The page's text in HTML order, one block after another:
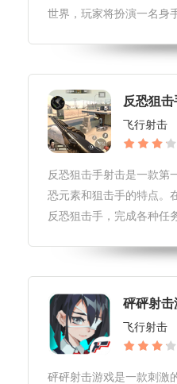
世界，玩家将扮演一名身
要通过不断地挑战各种关
备，最终成为射击王者。
反恐狙
飞行射击
反恐狙击手射击是一款第
恐元素和狙击手的特点。
反恐狙击手，完成各种任
带给玩家紧张刺激的游戏
AI队友共同作战，增加游
砰砰射击
飞行射击
砰砰射击游戏是一款刺激